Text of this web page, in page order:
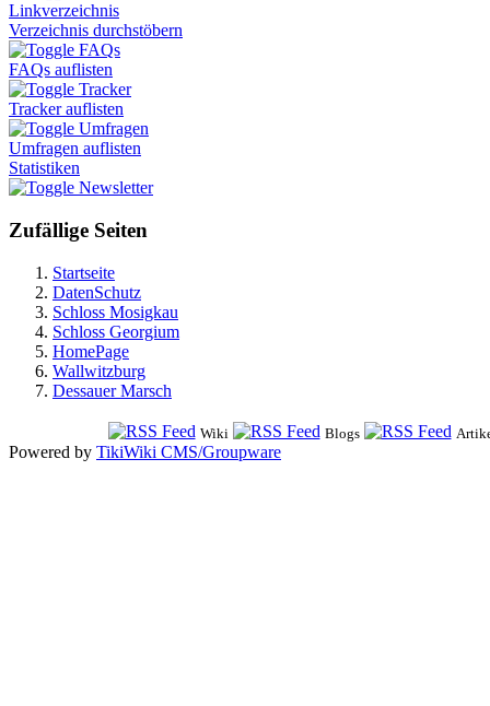
Linkverzeichnis
Verzeichnis durchstöbern
FAQs
FAQs auflisten
Tracker
Tracker auflisten
Umfragen
Umfragen auflisten
Statistiken
Newsletter
Zufällige Seiten
Startseite
DatenSchutz
Schloss Mosigkau
Schloss Georgium
HomePage
Wallwitzburg
Dessauer Marsch
Wiki Blogs
Powered by TikiWiki CMS/Groupware